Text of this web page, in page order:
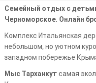
Семейный отдых с
Черноморское. Онлайн
Комплекс Итальянская
небольшом, но уютном
западном побережье
Мыс Тарханкут самая